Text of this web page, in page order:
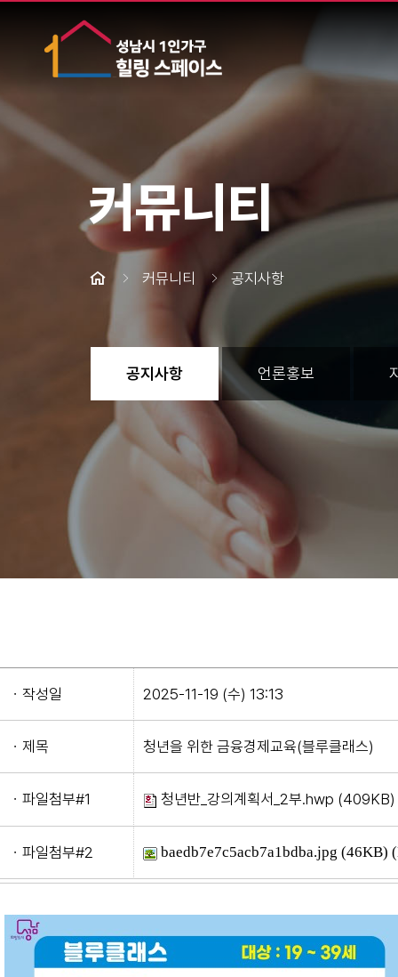
커뮤니티
커뮤니티 공지사항
공지사항 언론홍보
ㆍ작성일 2025-11-19 (수) 13:13
ㆍ제목 청년을 위한 금융경제교육(블루클래스)
ㆍ파일첨부#1 청년반_강의계획서_2부.hwp (409KB)
ㆍ파일첨부#2 baedb7e7c5acb7a1bdba.jpg (46KB)